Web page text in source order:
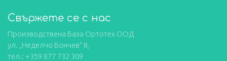
Свържете се с нас
Производствена База Ортотех ООД
ул. „Неделчо Бончев“ 8,
тел.: +359 877 732 309